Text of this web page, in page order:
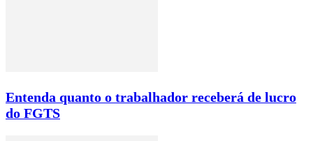
Entenda quanto o trabalhador receberá de lucro
do FGTS